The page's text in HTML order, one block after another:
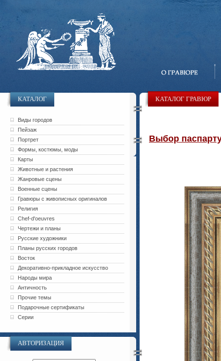
КАТАЛОГ
Виды городов
Пейзаж
Портрет
Формы, костюмы, моды
Карты
Животные и растения
Жанровые сцены
Военные сцены
Гравюры с живописных оригиналов
Религия
Chef-d'oeuvres
Чертежи и планы
Русские художники
Планы русских городов
Восток
Декоративно-прикладное искусство
Народы мира
Античность
Прочие темы
Подарочные сертификаты
Серии
АВТОРИЗАЦИЯ
КАТАЛОГ ГРАВЮР
Выбор